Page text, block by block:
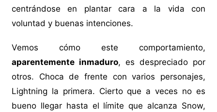
centrándose en plantar cara a la vida con
voluntad y buenas intenciones.
Vemos cómo este comportamiento,
aparentemente inmaduro, es despreciado por
otros. Choca de frente con varios personajes,
Lightning la primera. Cierto que a veces no es
bueno llegar hasta el límite que alcanza Snow,